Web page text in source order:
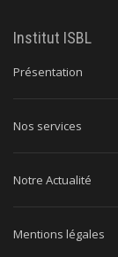
Institut ISBL
Présentation
Nos services
Notre Actualité
Mentions légales